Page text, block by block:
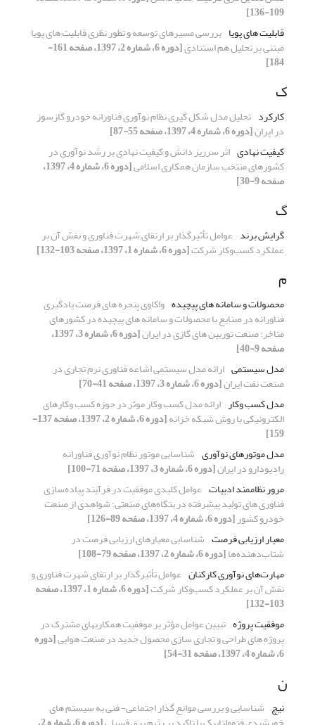
109-136]
قابلیت های پویا بررسی مسیرهای توسعه و تطور نظری قابلیت های پویا
مبتنی بر تحلیل هم استنادی [دوره 6، شماره 2، 1397، صفحه 161-
184]
ک
کارکرد تحلیل مدل شکل گیری نظام نوآوری فناورانه خودرو گازسوز
در ایران[دوره 6، شماره 4، 1397، صفحه 55-87]
کیفیت نهادی اثر سرریز دانش و کیفیت نهادی بر رشد نوآوری در
کشورهای منتخب سازمان همکاری اسلامی [دوره 6، شماره 4، 1397،
صفحه 9-30]
گ
گرایش برند عوامل تأثیرگذار بر ارتقای شهرت فناوری و نقش آن بر
عملکرد کسب‌وکار شرکت[دوره 6، شماره 1، 1397، صفحه 103-132]
م
محصولات و سامانه های پیچیده واکاوی پنجره های فرصت یادگیری
فناورانه در صنایع با محصولات و سامانه های پیچیده در کشورهای
متاخر: صنعت توربین های گازی در ایران [دوره 6، شماره 3، 1397،
صفحه 9-40]
مدل سیستمی ارائه مدل سیستمی اشاعه فناوری نرم تجاری در
صنعت نفت ایران[دوره 6، شماره 3، 1397، صفحه 41-70]
مدل کسب وکار ارائه مدل کسب وکار موثر در حوزه کسب وکارهای
الکترونیکی با روش شبکه خزانه [دوره 6، شماره 2، 1397، صفحه 137-
159]
مدل موتورهای نوآوری شناسایی موتور نظام نوآوری فناورانه
رادیودارو در ایران[دوره 6، شماره 3، 1397، صفحه 71-100]
مرور نظاممند ادبیات عوامل کلیدی موفقیت در فرآیند پیاده‌سازی
فناوری های تولید پیشرفته در بنگاه‌های صنعتی: شواهدی از صنعت
خودرو کشور[دوره 6، شماره 4، 1397، صفحه 89-126]
معیار ارزیابی فرصت شناسایی معیارهای ارزیابی فرصت در
شتاب‌دهنده‌ها[دوره 6، شماره 2، 1397، صفحه 79-108]
مهارت‌های نوآوری کارکنان عوامل تأثیرگذار بر ارتقای شهرت فناوری و
نقش آن بر عملکرد کسب‌وکار شرکت [دوره 6، شماره 1، 1397، صفحه
103-132]
موفقیت پروژه ‏تبیین عوامل مؤثر بر موفقیت همکاریهای مشترک در
پروژه ‏های طراحی و تجاری‏ سازی محصول جدید در صنعت هوایی[دوره
6، شماره 4، 1397، صفحه 31-54]
ن
نیچ شناسایی و بررسی موانع گذار اجتماعی- فنی به سیستم های